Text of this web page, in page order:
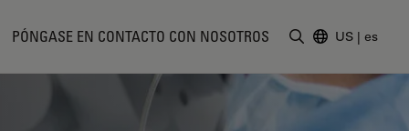
PÓNGASE EN CONTACTO CON NOSOTROS US | es